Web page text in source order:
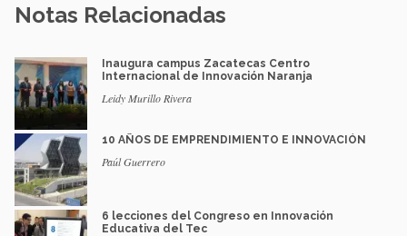
Notas Relacionadas
Inaugura campus Zacatecas Centro
Internacional de Innovación Naranja
Leidy Murillo Rivera
10 AÑOS DE EMPRENDIMIENTO E INNOVACIÓN
Paúl Guerrero
6 lecciones del Congreso en Innovación
Educativa del Tec